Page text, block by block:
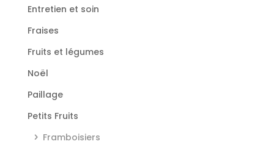
Entretien et soin
Fraises
Fruits et légumes
Noël
Paillage
Petits Fruits
Framboisiers